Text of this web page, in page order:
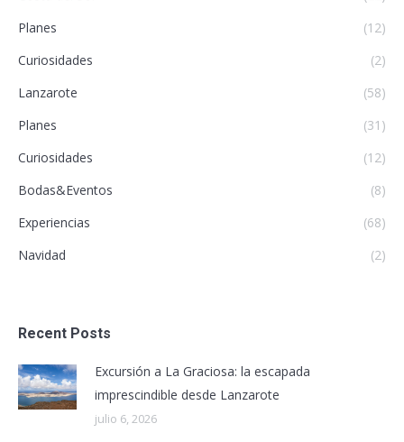
Planes
(12)
Curiosidades
(2)
Lanzarote
(58)
Planes
(31)
Curiosidades
(12)
Bodas&Eventos
(8)
Experiencias
(68)
Navidad
(2)
Recent Posts
Excursión a La Graciosa: la escapada
imprescindible desde Lanzarote
julio 6, 2026